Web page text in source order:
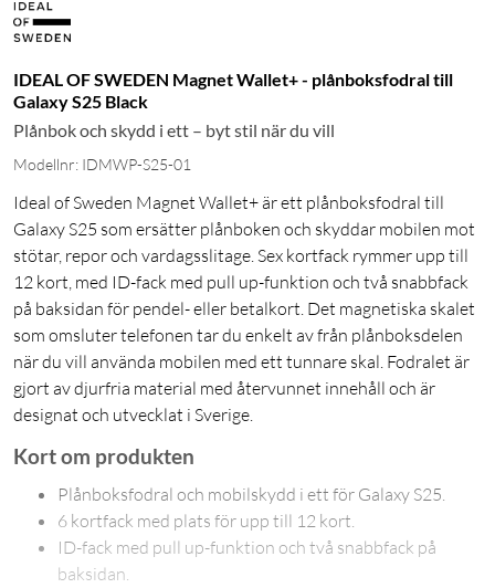
IDEAL OF SWEDEN Magnet Wallet+ - plånboksfodral till
Galaxy S25 Black
Plånbok och skydd i ett – byt stil när du vill
Modellnr: IDMWP-S25-01
Ideal of Sweden Magnet Wallet+ är ett plånboksfodral till
Galaxy S25 som ersätter plånboken och skyddar mobilen mot
stötar, repor och vardagsslitage. Sex kortfack rymmer upp till
12 kort, med ID-fack med pull up-funktion och två snabbfack
på baksidan för pendel- eller betalkort. Det magnetiska skalet
som omsluter telefonen tar du enkelt av från plånboksdelen
när du vill använda mobilen med ett tunnare skal. Fodralet är
gjort av djurfria material med återvunnet innehåll och är
designat och utvecklat i Sverige.
Kort om produkten
Plånboksfodral och mobilskydd i ett för Galaxy S25.
6 kortfack med plats för upp till 12 kort.
ID-fack med pull up-funktion och två snabbfack på
baksidan.